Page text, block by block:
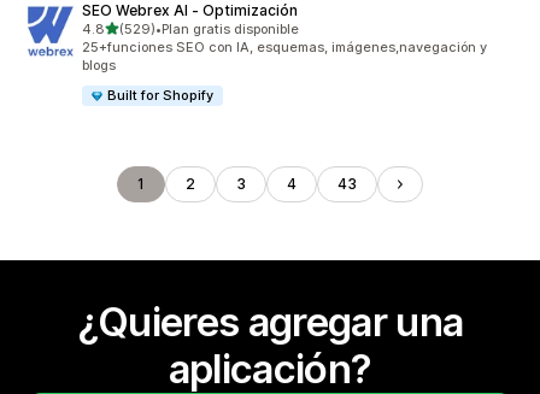
SEO Webrex AI ‑ Optimización
4.8de 5 estrellas
(529)
529 reseñas en total
•Plan gratis disponible
25+funciones SEO con IA, esquemas, imágenes,navegación y
blogs
Built for Shopify
1 2 3 4 43
¿Quieres agregar una
aplicación?